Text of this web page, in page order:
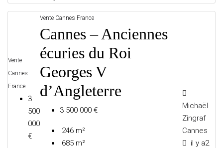
AGENCES PREMIUM
CHRISTOPHE FALBO PROPERTIES
Vente
Cannes
France
3
500
000
€
Vente Cannes France
Cannes – Anciennes
écuries du Roi
Georges V
d’Angleterre
3 500 000 €
246 m²
685 m²
Michaël
Zingraf
Cannes
il y a2